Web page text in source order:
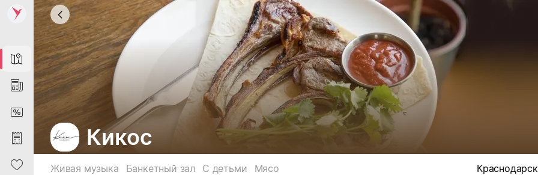
Map
News
DiscountCard
Purchases
Heart
Кикос
Живая музыка Банкетный зал С детьми
Мясо